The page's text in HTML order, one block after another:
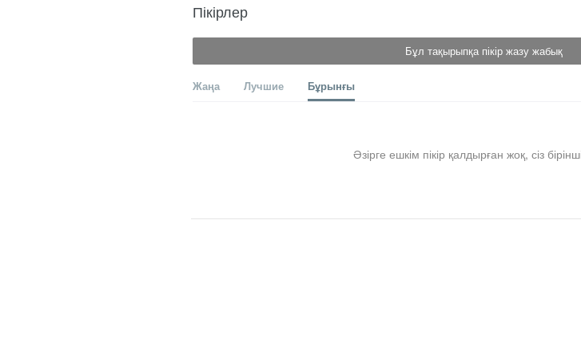
Пікірлер
Бұл тақырыпқа пікір жазу жабық
Жаңа Лучшие Бұрынғы
Әзірге ешкім пікір қалдырған жоқ, сіз